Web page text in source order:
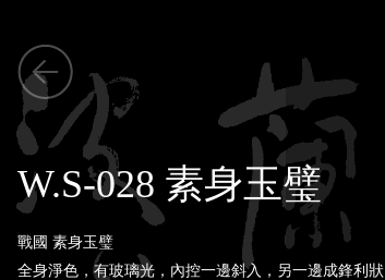
W.S-028 素身玉璧
戰國 素身玉璧
全身淨色，有玻璃光，內控一邊斜入，另一邊成鋒利狀